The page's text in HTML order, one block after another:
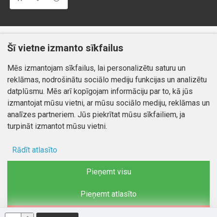
Klientiem
Kontakti
Preču atgriešana
Mans profils
Mans profils
Pasūtījumi
Piegāde un apmaksa
Atteikuma tiesības
Privātuma politika
Kontakti
Autortiesības © 2026, www.autobode.lv, Visas tiesības
Šī vietne izmanto sīkfailus
Mēs izmantojam sīkfailus, lai personalizētu saturu un
reklāmas, nodrošinātu sociālo mediju funkcijas un analizētu
datplūsmu. Mēs arī kopīgojam informāciju par to, kā jūs
izmantojat mūsu vietni, ar mūsu sociālo mediju, reklāmas un
analīzes partneriem. Jūs piekrītat mūsu sīkfailiem, ja
turpināt izmantot mūsu vietni.
Rādīt atlasīto
Reklāmas personalizēšana
Pieņemt visu
Pieņemt atlasīto